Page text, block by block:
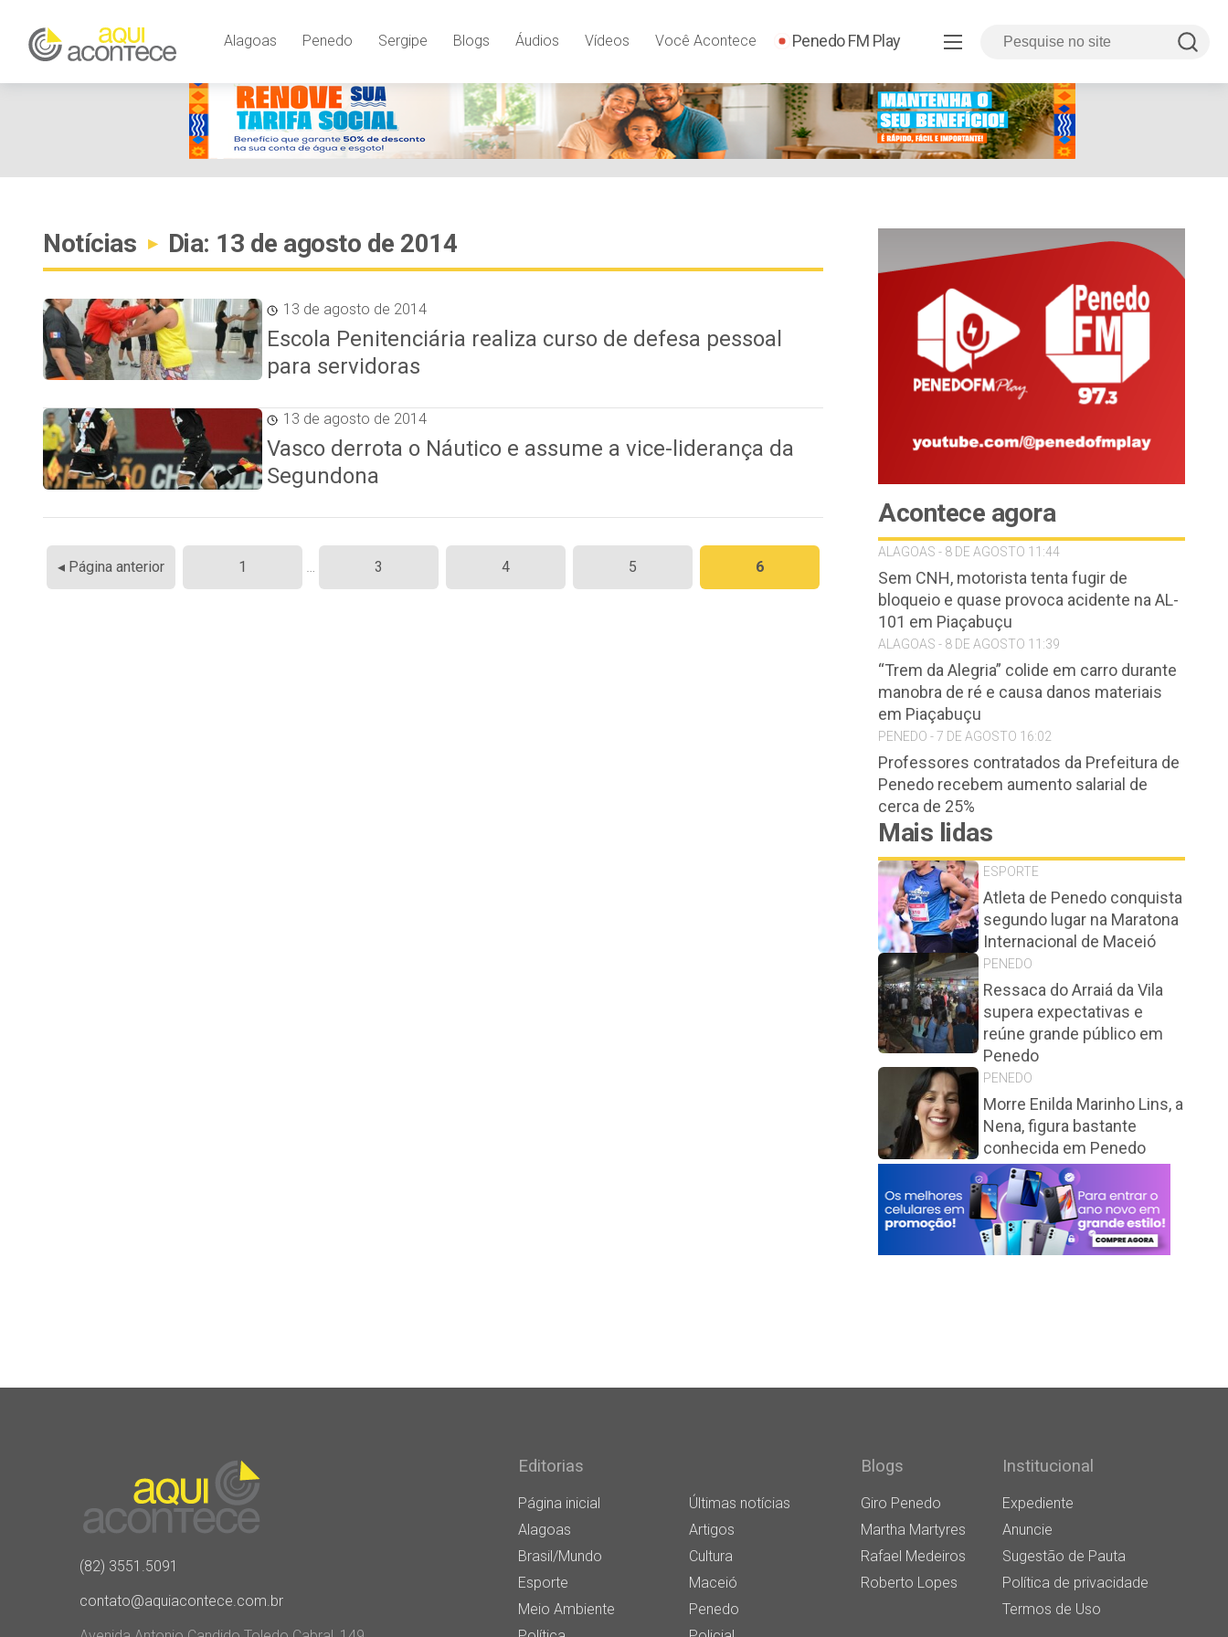
Alagoas Penedo Sergipe Blogs Áudios Vídeos Você Acontece Penedo FM Play
Notícias ▸ Dia: 13 de agosto de 2014
13 de agosto de 2014
Escola Penitenciária realiza curso de defesa pessoal
para servidoras
13 de agosto de 2014
Vasco derrota o Náutico e assume a vice-liderança da
Segundona
Paginação
de
◂ Página anterior 1 … 3 4 5 6
Acontece agora
ALAGOAS - 8 DE AGOSTO 11:44
Sem CNH, motorista tenta fugir de
bloqueio e quase provoca acidente na AL-
101 em Piaçabuçu
ALAGOAS - 8 DE AGOSTO 11:39
“Trem da Alegria” colide em carro durante
manobra de ré e causa danos materiais
em Piaçabuçu
PENEDO - 7 DE AGOSTO 16:02
Professores contratados da Prefeitura de
Penedo recebem aumento salarial de
cerca de 25%
Mais lidas
ESPORTE
Atleta de Penedo conquista
segundo lugar na Maratona
Internacional de Maceió
PENEDO
Ressaca do Arraiá da Vila
supera expectativas e
reúne grande público em
Penedo
PENEDO
Morre Enilda Marinho Lins, a
Nena, figura bastante
conhecida em Penedo
(82) 3551.5091
contato@aquiacontece.com.br
Editorias
Página inicial
Últimas notícias
Alagoas
Artigos
Brasil/Mundo
Cultura
Esporte
Maceió
Meio Ambiente
Penedo
Blogs
Giro Penedo
Martha Martyres
Rafael Medeiros
Roberto Lopes
Institucional
Expediente
Anuncie
Sugestão de Pauta
Política de privacidade
Termos de Uso